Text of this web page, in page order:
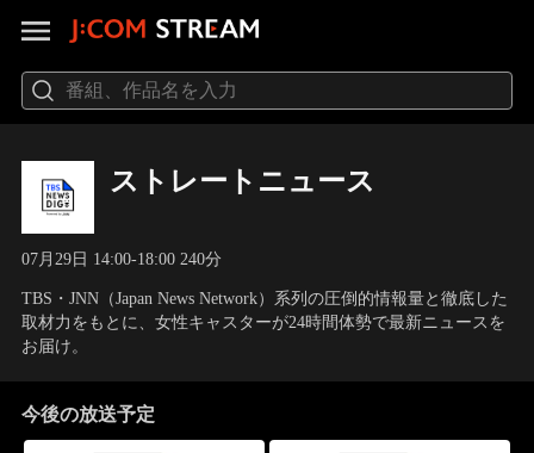
ストレートニュース
07月29日 14:00-18:00 240分
TBS・JNN（Japan News Network）系列の圧倒的情報量と徹底した
取材力をもとに、女性キャスターが24時間体勢で最新ニュースを
お届け。
今後の放送予定